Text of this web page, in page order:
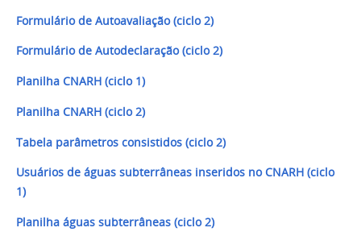
Formulário de Autoavaliação (ciclo 2)
Formulário de Autodeclaração (ciclo 2)
Planilha CNARH (ciclo 1)
Planilha CNARH (ciclo 2)
Tabela parâmetros consistidos (ciclo 2)
Usuários de águas subterrâneas inseridos no CNARH (ciclo
1)
Planilha águas subterrâneas (ciclo 2)